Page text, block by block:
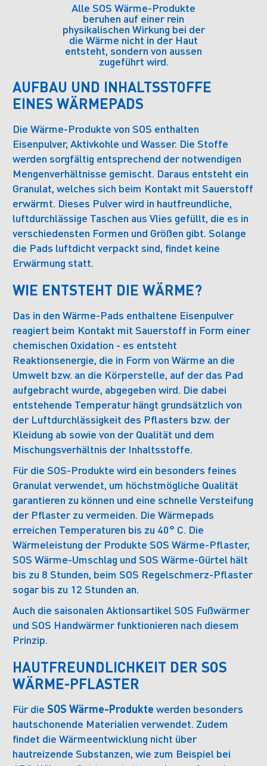
Alle SOS Wärme-Produkte
beruhen auf einer rein
physikalischen Wirkung bei der
die Wärme nicht in der Haut
entsteht, sondern von aussen
zugeführt wird.
AUFBAU UND INHALTSSTOFFE
EINES WÄRMEPADS
Die Wärme-Produkte von SOS enthalten
Eisenpulver, Aktivkohle und Wasser. Die Stoffe
werden sorgfältig entsprechend der notwendigen
Mengenverhältnisse gemischt. Daraus entsteht ein
Granulat, welches sich beim Kontakt mit Sauerstoff
erwärmt. Dieses Pulver wird in hautfreundliche,
luftdurchlässige Taschen aus Vlies gefüllt, die es in
verschiedensten Formen und Größen gibt. Solange
die Pads luftdicht verpackt sind, findet keine
Erwärmung statt.
WIE ENTSTEHT DIE WÄRME?
Das in den Wärme-Pads enthaltene Eisenpulver
reagiert beim Kontakt mit Sauerstoff in Form einer
chemischen Oxidation - es entsteht
Reaktionsenergie, die in Form von Wärme an die
Umwelt bzw. an die Körperstelle, auf der das Pad
aufgebracht wurde, abgegeben wird. Die dabei
entstehende Temperatur hängt grundsätzlich von
der Luftdurchlässigkeit des Pflasters bzw. der
Kleidung ab sowie von der Qualität und dem
Mischungsverhältnis der Inhaltsstoffe.
Für die SOS-Produkte wird ein besonders feines
Granulat verwendet, um höchstmögliche Qualität
garantieren zu können und eine schnelle Versteifung
der Pflaster zu vermeiden. Die Wärmepads
erreichen Temperaturen bis zu 40° C. Die
Wärmeleistung der Produkte SOS Wärme-Pflaster,
SOS Wärme-Umschlag und SOS Wärme-Gürtel hält
bis zu 8 Stunden, beim SOS Regelschmerz-Pflaster
sogar bis zu 12 Stunden an.
Auch die saisonalen Aktionsartikel SOS Fußwärmer
und SOS Handwärmer funktionieren nach diesem
Prinzip.
HAUTFREUNDLICHKEIT DER SOS
WÄRME-PFLASTER
Für die SOS Wärme-Produkte werden besonders
hautschonende Materialien verwendet. Zudem
findet die Wärmeentwicklung nicht über
hautreizende Substanzen, wie zum Beispiel bei